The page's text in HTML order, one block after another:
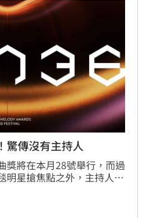
驚傳沒有主持人
獎將在本月28號舉行，而過
明星搶焦點之外，主持人也
二次以這樣的模式來舉